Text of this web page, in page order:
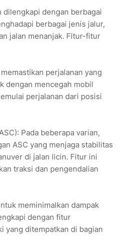
dengan berbagai
berbagai jenis jalur,
jalan menanjak. Fitur-fitur
perjalanan yang
dengan mencegah mobil
perjalanan dari posisi
Pada beberapa varian,
ASC yang menjaga stabilitas
di jalan licin. Fitur ini
traksi dan pengendalian
meminimalkan dampak
dengan fitur
yang ditempatkan di bagian